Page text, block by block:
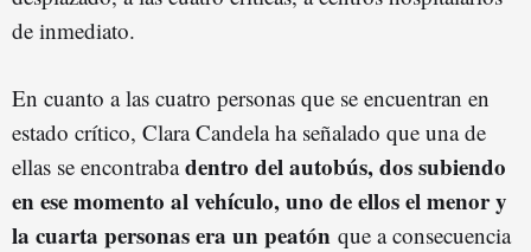
de inmediato.
En cuanto a las cuatro personas que se encuentran en
estado crítico, Clara Candela ha señalado que una de
ellas se encontrabadentro del autobús, dos subiendo
en ese momento al vehículo, uno de ellos el menor y
la cuarta personas era un peatón que a consecuencia